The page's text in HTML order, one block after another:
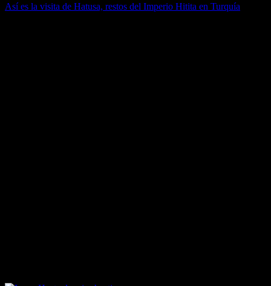
Así es la visita de Hatusa, restos del Imperio Hitita en Turquía